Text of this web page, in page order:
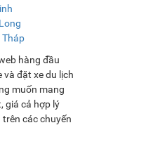
Tháp
hàng đầu
đặt xe du lịch
muốn mang
giá cả hợp lý
các chuyến